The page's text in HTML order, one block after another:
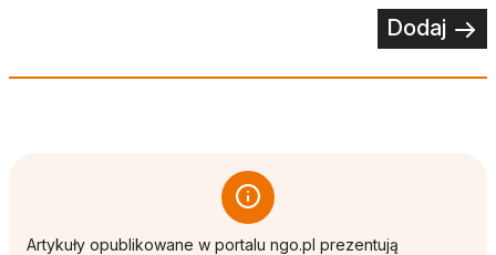
Dodaj
Artykuły opublikowane w portalu ngo.pl prezentują